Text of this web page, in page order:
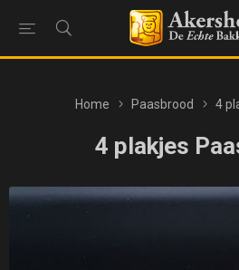
Home Paasbrood 4
4 plakjes